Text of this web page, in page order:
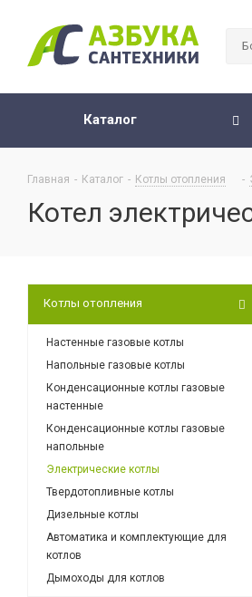
Каталог
Главная - Каталог - Котлы отопления -
Котел
Котлы отопления
Настенные газовые котлы
Напольные газовые котлы
Конденсационные котлы газовые
настенные
Конденсационные котлы газовые
напольные
Электрические котлы
Твердотопливные котлы
Дизельные котлы
Автоматика и комплектующие для
котлов
Дымоходы для котлов